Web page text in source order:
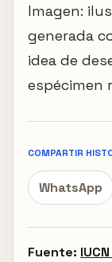
Imagen:
generada
idea de
espécimen
COMPARTIR
WhatsApp
Fuente: